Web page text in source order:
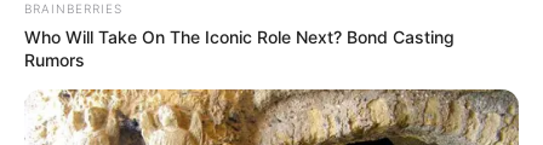
BRAINBERRIES
Who Will Take On The Iconic Role Next? Bond Casting
Rumors